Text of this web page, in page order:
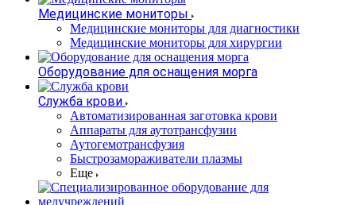
Медицинские мониторы
Медицинские мониторы для диагностики
Медицинские мониторы для хирургии
Оборудование для оснащения морга
Служба крови
Автоматизированная заготовка крови
Аппараты для аутотрансфузии
Аутогемотрансфузия
Быстрозамораживатели плазмы
Еще